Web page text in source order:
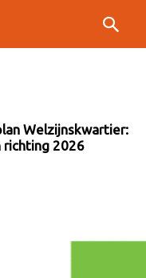
Welzijnskwartier:
2026